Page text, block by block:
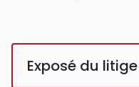
Exposé du litige